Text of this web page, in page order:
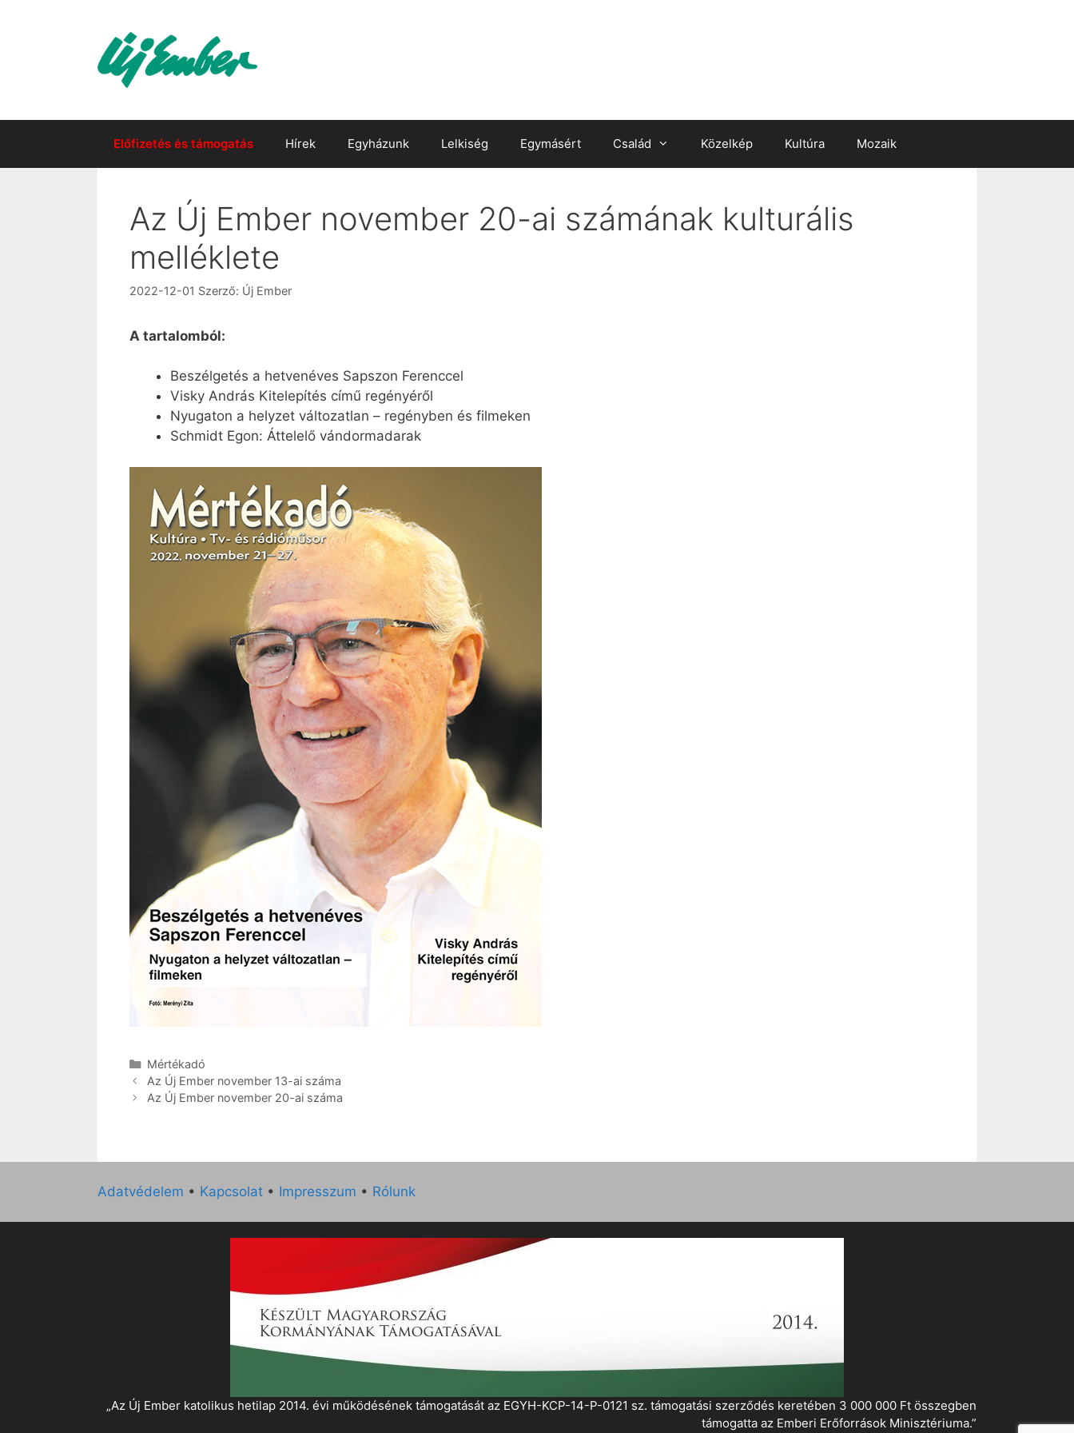
Előfizetés és támogatás Hírek Egyházunk Lelkiség Egymásért Család Közelkép Kultúra Mozaik
Az Új Ember november 20-ai számának kulturális
melléklete
2022-12-01 Szerző: Új Ember
A tartalomból:
Beszélgetés a hetvenéves Sapszon Ferenccel
Visky András Kitelepítés című regényéről
Nyugaton a helyzet változatlan – regényben és filmeken
Schmidt Egon: Áttelelő vándormadarak
Kategória
Mértékadó
Az Új Ember november 13-ai száma
Az Új Ember november 20-ai száma
Adatvédelem • Kapcsolat • Impresszum • Rólunk
„Az Új Ember katolikus hetilap 2014. évi működésének támogatását az EGYH-KCP-14-P-0121 sz. támogatási szerződés keretében 3 000 000 Ft összegben
támogatta az Emberi Erőforrások Minisztériuma.”